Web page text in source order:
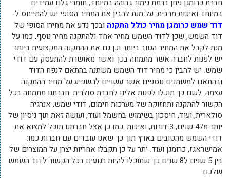
חברת כרומגן ניחן ברמת גימור גבוהה במיוחד, חומרי גלם עמידים
במיוחד ואיכות מרבית. על מנת להבין את המחיר הסופי יש להתייחס ל-
דוד שמש כרומגן מחיר כולל התקנה ובכך נדע את מחירו הסופי של
דוד השמש, שכן לדוד השמש מחיר אחד ולהתקנה מחיר נוסף, כמו על
מנת לקבל את המחיר הטוב ביותר וכן גם את ההתקנה המקצועית ביותר
יש לפנות לחברה אשר מתמחה בכך ואשר מאושרת להתעסק עם דודי
שמש. יש להבין כי מחיר דוד השמש משתנה בהתאם לנפח הדוד
ובהתאם למשתנים נוספים אשר עשויים להשפיע על מחיר ההתקנה
עצמה. לשם כך תוכלו לפנות אלינו לחברת סולרית. חברתנו מתמחה בכל
הקשור להתקנה ותחזוקה של מערכות חימום, דודי שמש, אנרגיה
סולארית, ועוד, חיסכון בשימוש בחשמל ועוד, ועושה זאת תוך ניסיון של
יותר מ47 שנים, 3 דורות, ואיכות. כמו כן אצל חברתנו תוכל למצוא את
דודי השמש מהטובים בארץ תוך כך שאנו עובדים עם חברות כמו:
אמישראגז, כרומגן ועוד. יתר על כן תקבלו אחריות יצרן על המוצרים של
בין 5 שנים ל8 שנים כך שתוכלו להיות רגועים בכל הקשור לדוד השמש
שלכם.